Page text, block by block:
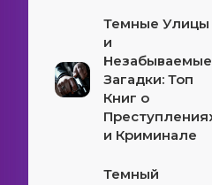
Темные Улицы
и
Незабываемые
Загадки: Топ
Книг о
и Криминале
Темный